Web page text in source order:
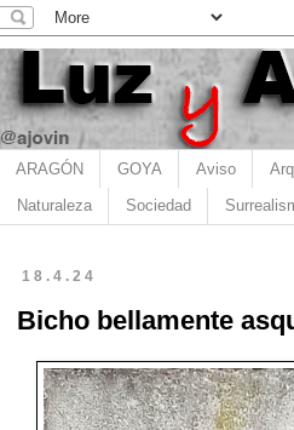
ARAGÓN GOYA Aviso
Naturaleza Sociedad
18.4.24
Bicho bellamente